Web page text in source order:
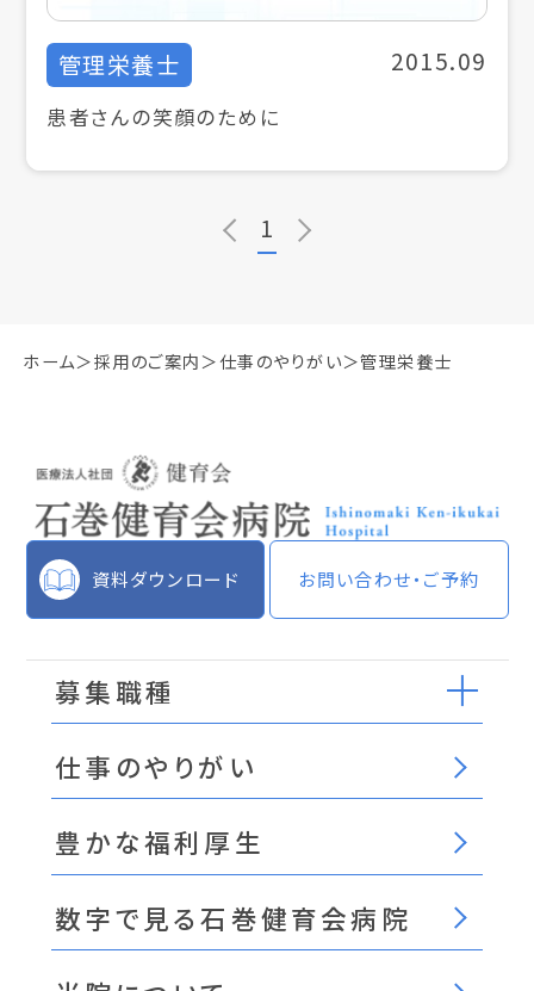
ホーム 採用のご案内 仕事のやりがい 管理栄養士
管理栄養士 2015.09
患者さんの笑顔のために
1
資料ダウンロード お問い合わせ・ご予約
募集職種
仕事のやりがい
豊かな福利厚生
数字で見る石巻健育会病院